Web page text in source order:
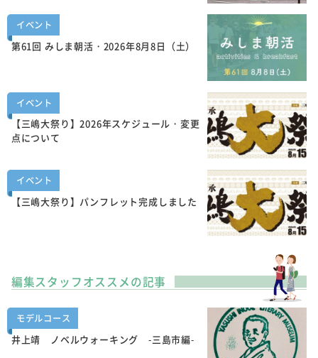
イベント
第61回 みしま朝活・2026年8月8日（土）
イベント
【三嶋大祭り】2026年スケジュール・変更
点について
イベント
【三嶋大祭り】パンフレット完成しました
編集スタッフオススメの記事
モデルコース
井上靖 ノベルウォーキング -三島市編-